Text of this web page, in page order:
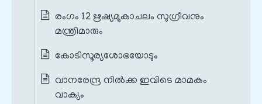
രംഗം 12 ഋഷ്യമൂകാചലം സുഗ്രീവനും
മന്ത്രിമാരും
കോടിസൂര്യശോഭയോടും
വാനരേന്ദ്ര നിൽക്ക ഇവിടെ മാമകം
വാക്യം